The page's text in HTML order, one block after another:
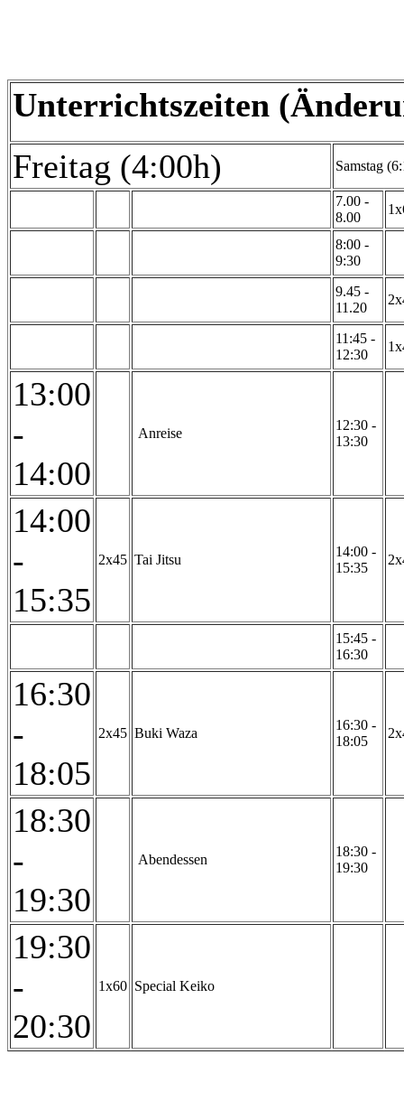
Unterrichtszeiten
Freitag (4:00h)
Samstag
7.00 -
8.00
8:00 -
9:30
9.45 -
11.20
11:45 -
12:30
13:00
-
14:00
Anreise
12:30 -
13:30
14:00
-
15:35
2x45 Tai Jitsu
14:00 -
15:35
15:45 -
16:30
16:30
-
18:05
2x45 Buki Waza
16:30 -
18:05
18:30
-
19:30
Abendessen
18:30 -
19:30
19:30
-
20:30
1x60 Special Keiko